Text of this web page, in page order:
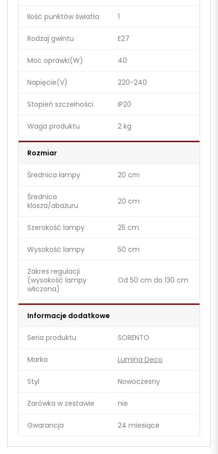
Ilość punktów światła 1
Rodzaj gwintu E27
Moc oprawki(W) 40
Napięcie(V) 220-240
Stopień szczelności IP20
Waga produktu 2 kg
Rozmiar
Średnica lampy 20 cm
Średnica
klosza/abażuru
20 cm
Szerokość lampy 25 cm
Wysokość lampy 50 cm
Zakres regulacji
(wysokość lampy
wliczona)
Od 50 cm do 130 cm
Informacje dodatkowe
Seria produktu SORENTO
Marka Lumina Deco
Styl Nowoczesny
Żarówka w zestawie nie
Gwarancja 24 miesiące